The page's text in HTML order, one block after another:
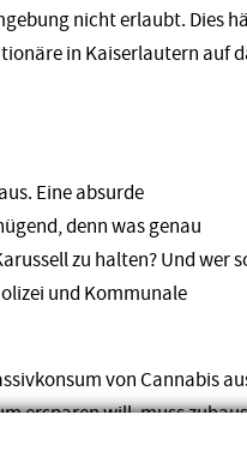
nicht erlaubt. Dies
in Kaiserlautern auf
Eine absurde
denn was genau
zu halten? Und wer
und Kommunale
von Cannabis
ersparen will, muss